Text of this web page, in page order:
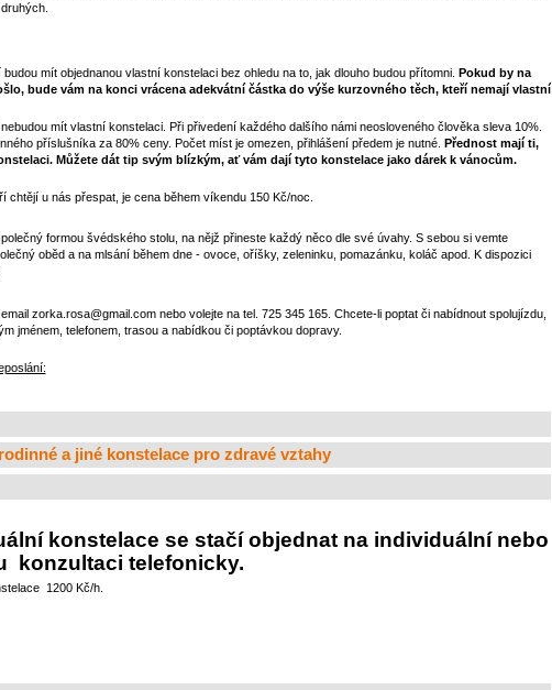
mít objednanou vlastní konstelaci bez ohledu na to, jak dlouho budou přítomni. Pokud by na
bude vám na konci vrácena adekvátní částka do výše kurzovného těch, kteří nemají vlastní
mít vlastní konstelaci. Při přivedení každého dalšího námi neosloveného člověka sleva 10%.
příslušníka za 80% ceny. Počet míst je omezen, přihlášení předem je nutné.
Přednost mají ti,
Můžete dát tip svým blízkým, ať vám dají tyto konstelace jako dárek k vánocům.
chtějí u nás přespat, je cena během víkendu 150 Kč/noc.
formou švédského stolu, na nějž přineste každý něco dle své úvahy. S sebou si vemte
oběd a na mlsání během dne - ovoce, oříšky, zeleninku, pomazánku, koláč apod. K dispozici
zorka.rosa@gmail.com nebo volejte na tel. 725 345 165. Chcete-li poptat či nabídnout spolujízdu,
jménem, telefonem, trasou a nabídkou či poptávkou dopravy.
a jiné konstelace pro zdravé vztahy
konstelace se stačí objednat na individuální nebo
konzultaci telefonicky.
1200 Kč/h.